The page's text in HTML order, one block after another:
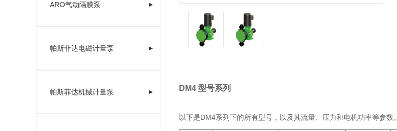
ARO气动隔膜泵 ▶
帕斯菲达电磁计量泵 ▶
帕斯菲达机械计量泵 ▶ DM4 型号系列
以下是DM4系列下的所有型号，以及其流量、压力和电机功率等参数。